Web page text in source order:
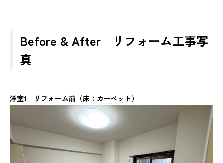
Before & After リフォーム工事写
真
洋室1 リフォーム前（床：カーペット）